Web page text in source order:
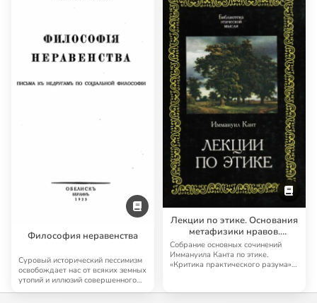
Философия неравенства
Суровый исторический пессимизм
освобождает нас от всяких земных
утопий и иллюзий совершенного
Лекции по этике. Основания
метафизики нравов.
Критика практического
разума
Собрание основных сочинений
Иммануила Канта по этике.
«Критика практического разума»